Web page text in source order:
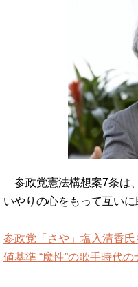
参政党憲法構想案7条は
いやりの心をもって互いに
参政党「さや」塩入清香
値基準 “魔性”の歌手時代